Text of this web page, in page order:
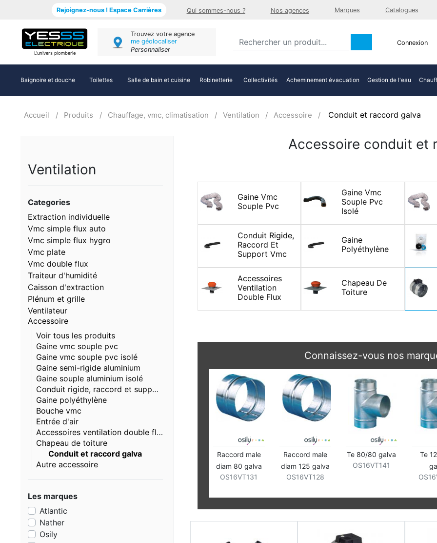
Rejoignez-nous ! Espace Carrières Qui sommes-nous ? Nos agences Marques Catalogues
L'univers plomberie
Trouvez votre agence
me géolocaliser
Personnaliser
Connexion
Baignoire et douche Toilettes Salle de bain et cuisine Robinetterie Collectivités Acheminement évacuation Gestion de l'eau
Accueil Produits Chauffage, vmc, climatisation Ventilation Accessoire Conduit et raccord galva
Ventilation
Categories
Extraction individuelle
Vmc simple flux auto
Vmc simple flux hygro
Vmc plate
Vmc double flux
Traiteur d'humidité
Caisson d'extraction
Plénum et grille
Ventilateur
Accessoire
Voir tous les produits
Gaine vmc souple pvc
Gaine vmc souple pvc isolé
Gaine semi-rigide aluminium
Gaine souple aluminium isolé
Conduit rigide, raccord et support vmc
Gaine polyéthylène
Bouche vmc
Entrée d'air
Accessoires ventilation double flux
Chapeau de toiture
Conduit et raccord galva
Autre accessoire
Les marques
Atlantic
Nather
Osily
Accessoire conduit et
Gaine Vmc
Souple Pvc
Gaine Vmc
Souple Pvc
Isolé
Conduit Rigide,
Raccord Et
Support Vmc
Gaine
Polyéthylène
Accessoires
Ventilation
Double Flux
Chapeau De
Toiture
Connaissez-vous nos
Raccord male
diam 80 galva
OS16VT131
Raccord male
diam 125 galva
OS16VT128
Te 80/80 galva
OS16VT141
Te